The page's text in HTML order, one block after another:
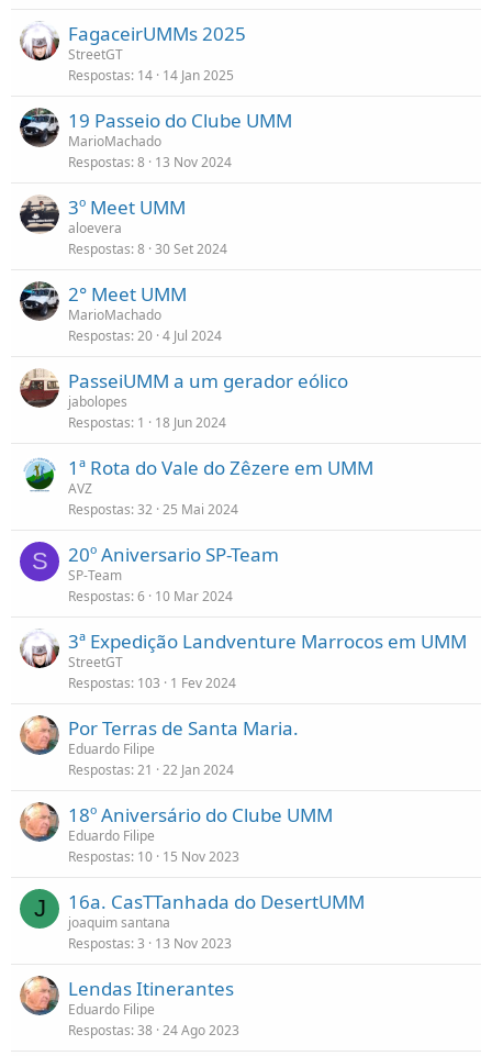
FagaceirUMMs 2025
StreetGT
Respostas 14 14 Jan 2025
19 Passeio do Clube UMM
MarioMachado
Respostas 8 13 Nov 2024
3º Meet UMM
aloevera
Respostas 8 30 Set 2024
2° Meet UMM
MarioMachado
Respostas 20 4 Jul 2024
PasseiUMM a um gerador eólico
jabolopes
Respostas 1 18 Jun 2024
1ª Rota do Vale do Zêzere em UMM
AVZ
Respostas 32 25 Mai 2024
S 20º Aniversario SP-Team
SP-Team
Respostas 6 10 Mar 2024
3ª Expedição Landventure Marrocos em UMM
StreetGT
Respostas 103 1 Fev 2024
Por Terras de Santa Maria.
Eduardo Filipe
Respostas 21 22 Jan 2024
18º Aniversário do Clube UMM
Eduardo Filipe
Respostas 10 15 Nov 2023
J 16a. CasTTanhada do DesertUMM
joaquim santana
Respostas 3 13 Nov 2023
Lendas Itinerantes
Eduardo Filipe
Respostas 38 24 Ago 2023